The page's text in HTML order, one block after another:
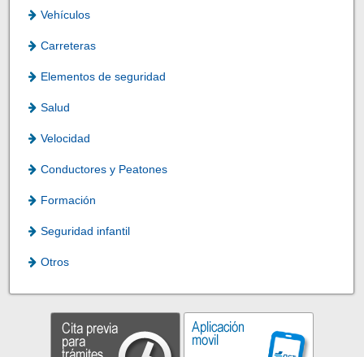
Vehículos
Carreteras
Elementos de seguridad
Salud
Velocidad
Conductores y Peatones
Formación
Seguridad infantil
Otros